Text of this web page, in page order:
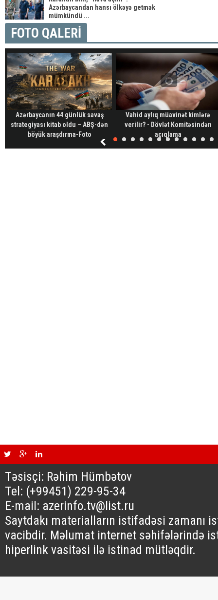
Azərbaycandan hansı ölkəyə getmək
mümkündü ...
FOTO QALERİ
Azərbaycanın 44 günlük savaş
strategiyası kitab oldu – ABŞ-dən
böyük araşdırma-Foto
Vahid aylıq müavinət kimlərə
verilir? - Dövlət Komitəsindən
açıqlama
Təsisçi: Rəhim Hümbətov
Tel: (+99451) 229-95-34
E-mail: azerinfo.tv@list.ru
Saytdakı materialların istifadəsi zamanı
vacibdir. Məlumat internet səhifələrində
hiperlink vasitəsi ilə istinad mütləqdir.